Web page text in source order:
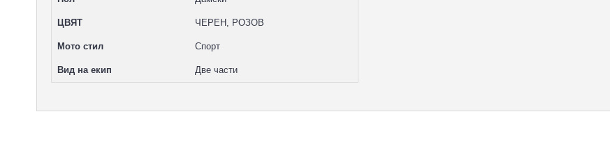
ЦВЯТ ЧЕРЕН, РОЗОВ
Мото стил Спорт
Вид на екип Две части